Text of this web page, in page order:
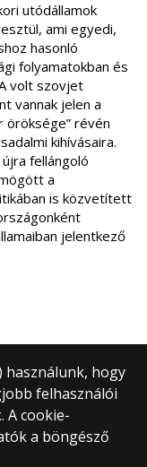
utódállamok
ami egyedi,
hasonló
folyamatokban és
volt szovjet
vannak jelen a
öröksége” révén
kihívásaira.
fellángoló
a
is közvetített
jelentkező
használunk, hogy
felhasználói
A cookie-
a böngésző
tér 1–3.
6500